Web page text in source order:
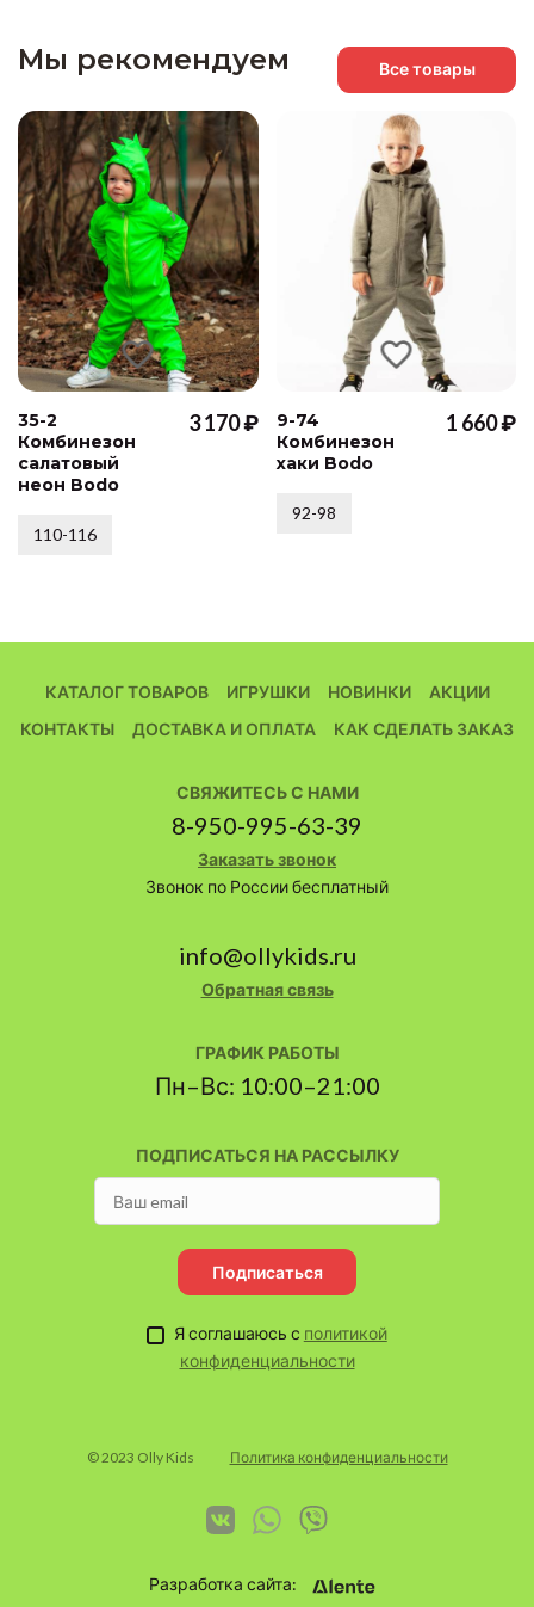
Мы рекомендуем Все товары
35-2
Комбинезон
салатовый
неон Bodo
3 170 ₽
110-116
9-74
Комбинезон
хаки Bodo
1 660 ₽
92-98
КАТАЛОГ ТОВАРОВ ИГРУШКИ НОВИНКИ
АКЦИИ
КОНТАКТЫ
ДОСТАВКА И ОПЛАТА КАК СДЕЛАТЬ ЗАКАЗ
ПОДПИСАТЬСЯ НА РАССЫЛКУ
Подписаться
Я соглашаюсь с политикой
конфиденциальности
СВЯЖИТЕСЬ С НАМИ
8-950-995-63-39
Заказать звонок
Звонок по России бесплатный
info@ollykids.ru
Обратная связь
ГРАФИК РАБОТЫ
Пн–Вс: 10:00–21:00
© 2023 Olly Kids Политика конфиденциальности
Разработка сайта: